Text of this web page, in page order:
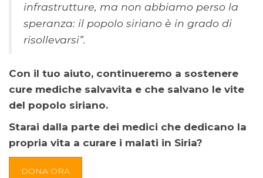
infrastrutture, ma non abbiamo perso la
speranza: il popolo siriano è in grado di
risollevarsi”.
Con il tuo aiuto, continueremo a sostenere
cure mediche salvavita e che salvano le vite
del popolo siriano.
Starai dalla parte dei medici che dedicano la
propria vita a curare i malati in Siria?
DONA ORA